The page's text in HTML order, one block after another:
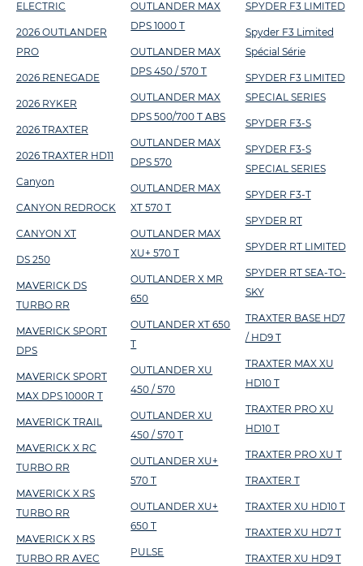
ELECTRIC
2026 OUTLANDER
PRO
2026 RENEGADE
2026 RYKER
2026 TRAXTER
2026 TRAXTER HD11
Canyon
CANYON REDROCK
CANYON XT
DS 250
MAVERICK DS
TURBO RR
MAVERICK SPORT
DPS
MAVERICK SPORT
MAX DPS 1000R T
MAVERICK TRAIL
MAVERICK X RC
TURBO RR
MAVERICK X RS
TURBO RR
MAVERICK X RS
TURBO RR AVEC
OUTLANDER MAX
DPS 1000 T
OUTLANDER MAX
DPS 450 / 570 T
OUTLANDER MAX
DPS 500/700 T ABS
OUTLANDER MAX
DPS 570
OUTLANDER MAX
XT 570 T
OUTLANDER MAX
XU+ 570 T
OUTLANDER X MR
650
OUTLANDER XT 650
T
OUTLANDER XU
450 / 570
OUTLANDER XU
450 / 570 T
OUTLANDER XU+
570 T
OUTLANDER XU+
650 T
PULSE
SPYDER F3 LIMITED
Spyder F3 Limited
Spécial Série
SPYDER F3 LIMITED
SPECIAL SERIES
SPYDER F3-S
SPYDER F3-S
SPECIAL SERIES
SPYDER F3-T
SPYDER RT
SPYDER RT LIMITED
SPYDER RT SEA-TO-
SKY
TRAXTER BASE HD7
/ HD9 T
TRAXTER MAX XU
HD10 T
TRAXTER PRO XU
HD10 T
TRAXTER PRO XU T
TRAXTER T
TRAXTER XU HD10 T
TRAXTER XU HD7 T
TRAXTER XU HD9 T